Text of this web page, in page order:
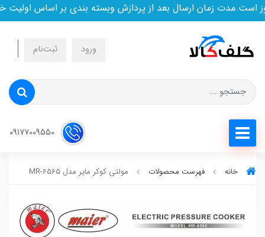
زمان ارسال بعد از پردازش وبسته بندی بر اساس اولیت
ورود ثبت‌نام
خانه فهرست محصولات مولتی کوکر مایر مدل MR-6565